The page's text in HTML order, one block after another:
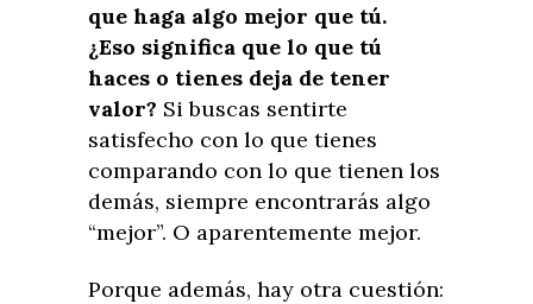
que haga algo mejor que tú.
¿Eso significa que lo que tú
haces o tienes deja de tener
valor? Si buscas sentirte
satisfecho con lo que tienes
comparando con lo que tienen los
demás, siempre encontrarás algo
“mejor”. O aparentemente mejor.
Porque además, hay otra cuestión: